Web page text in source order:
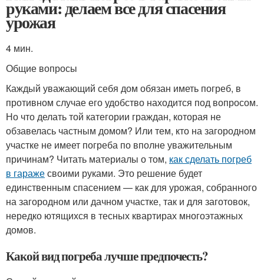
руками: делаем все для спасения
урожая
4 мин.
Общие вопросы
Каждый уважающий себя дом обязан иметь погреб, в
противном случае его удобство находится под вопросом.
Но что делать той категории граждан, которая не
обзавелась частным домом? Или тем, кто на загородном
участке не имеет погреба по вполне уважительным
причинам? Читать материалы о том, как сделать погреб
в гаражесвоими руками. Это решение будет
единственным спасением — как для урожая, собранного
на загородном или дачном участке, так и для заготовок,
нередко ютящихся в тесных квартирах многоэтажных
домов.
Какой вид погреба лучше предпочесть?